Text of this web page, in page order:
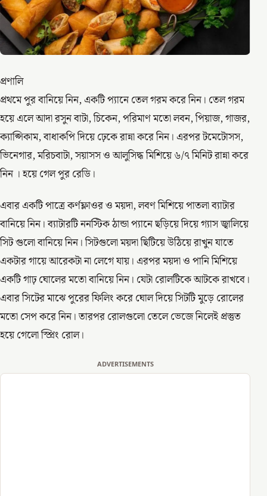
প্রণালি
প্রথমে পুর বানিয়ে নিন, একটি প্যানে তেল গরম করে নিন। তেল গরম
হয়ে এলে আদা রসুন বাটা, চিকেন, পরিমাণ মতো লবন, পিয়াজ, গাজর,
ক্যাপ্সিকাম, বাধাকপি দিয়ে ঢ়েকে রান্না করে নিন। এরপর টমেটোসস,
ভিনেগার, মরিচবাটা, সয়াসস ও আলুসিদ্ধ মিশিয়ে ৬/৭ মিনিট রান্না করে
নিন । হয়ে গেল পুর রেডি।
এবার একটি পাত্রে কর্ণফ্লাওর ও ময়দা, লবণ মিশিয়ে পাতলা ব্যাটার
বানিয়ে নিন। ব্যাটারটি ননস্টিক ঠান্ডা প্যানে ছড়িয়ে দিয়ে গ্যাস জ্বালিয়ে
সিট গুলো বানিয়ে নিন। সিটগুলো ময়দা ছিটিয়ে উঠিয়ে রাখুন যাতে
একটার গায়ে আরেকটা না লেগে যায়। এরপর ময়দা ও পানি মিশিয়ে
একটি গাঢ় ঘোলের মতো বানিয়ে নিন। যেটা রোলটিকে আটকে রাখবে।
এবার সিটের মাঝে পুরের ফিলিং করে ঘোল দিয়ে সিটটি মুড়ে রোলের
মতো সেপ করে নিন। তারপর রোলগুলো তেলে ভেজে নিলেই প্রস্তুত
হয়ে গেলো স্প্রিং রোল।
ADVERTISEMENTS